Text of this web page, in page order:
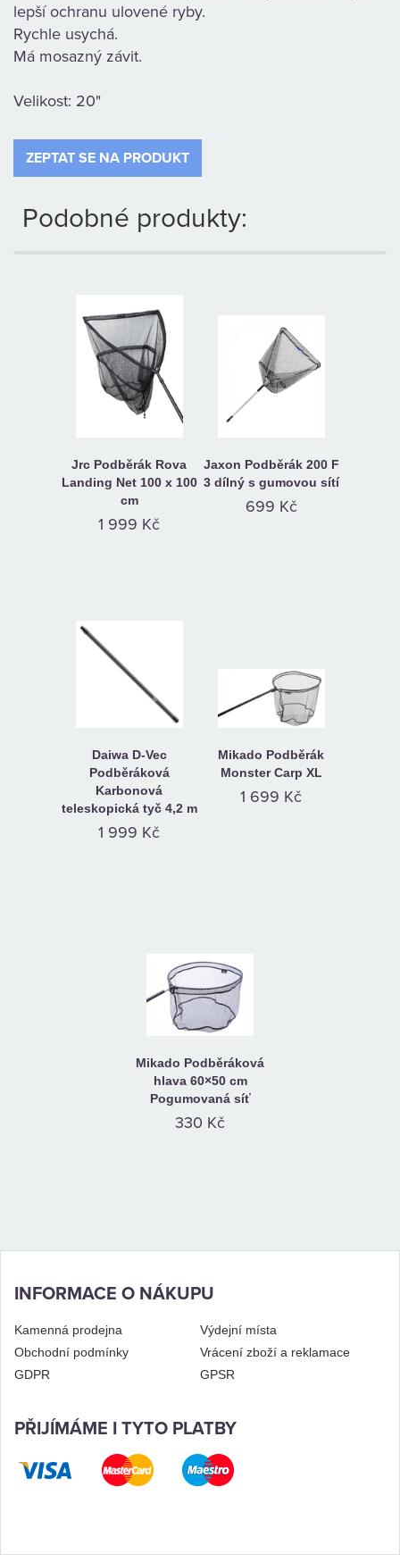
PRODEJNA
lepší ochranu ulovené ryby.
Rychle usychá.
Má mosazný závit.
Velikost: 20"
ZEPTAT SE NA PRODUKT
Podobné produkty:
Jrc Podběrák Rova
Landing Net 100 x 100
cm
1 999 Kč
Jaxon Podběrák 200 F
3 dílný s gumovou sítí
699 Kč
Daiwa D-Vec
Podběráková
Karbonová
teleskopická tyč 4,2 m
1 999 Kč
Mikado Podběrák
Monster Carp XL
1 699 Kč
Mikado Podběráková
hlava 60×50 cm
Pogumovaná síť
330 Kč
INFORMACE O NÁKUPU
Kamenná prodejna
Výdejní místa
Obchodní podmínky
Vrácení zboží a reklamace
GDPR
GPSR
PŘIJÍMÁME I TYTO PLATBY